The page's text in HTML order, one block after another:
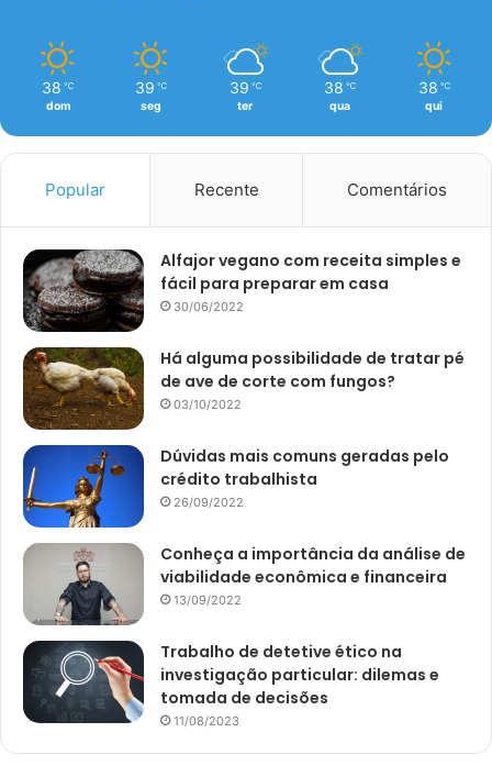
38 ℃
dom
39 ℃
seg
39 ℃
ter
38 ℃
qua
38 ℃
qui
Popular Recente Comentários
Alfajor vegano com receita simples e
fácil para preparar em casa
30/06/2022
Há alguma possibilidade de tratar pé
de ave de corte com fungos?
03/10/2022
Dúvidas mais comuns geradas pelo
crédito trabalhista
26/09/2022
Conheça a importância da análise de
viabilidade econômica e financeira
13/09/2022
Trabalho de detetive ético na
investigação particular: dilemas e
tomada de decisões
11/08/2023